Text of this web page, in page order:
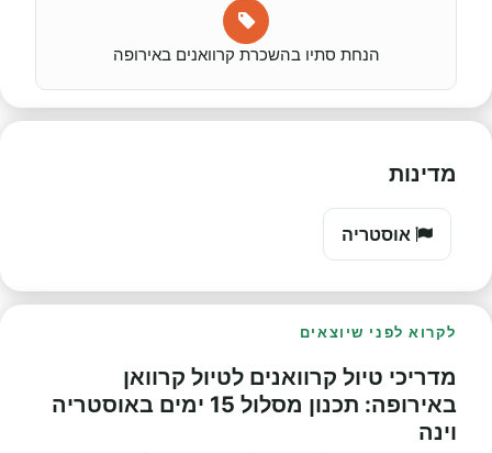
הנחת סתיו בהשכרת קרוואנים באירופה
מדינות
אוסטריה
לקרוא לפני שיוצאים
מדריכי טיול קרוואנים לטיול קרוואן
באירופה: תכנון מסלול 15 ימים באוסטריה
וינה